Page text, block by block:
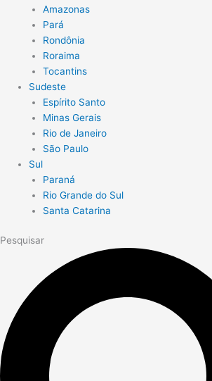
Amazonas
Pará
Rondônia
Roraima
Tocantins
Sudeste
Espírito Santo
Minas Gerais
Rio de Janeiro
São Paulo
Sul
Paraná
Rio Grande do Sul
Santa Catarina
Pesquisar